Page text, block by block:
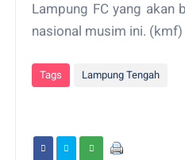
Lampung FC yang akan
nasional musim ini. (kmf)
Tags Lampung Tengah